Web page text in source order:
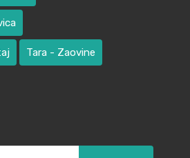
Tara - Zaovine